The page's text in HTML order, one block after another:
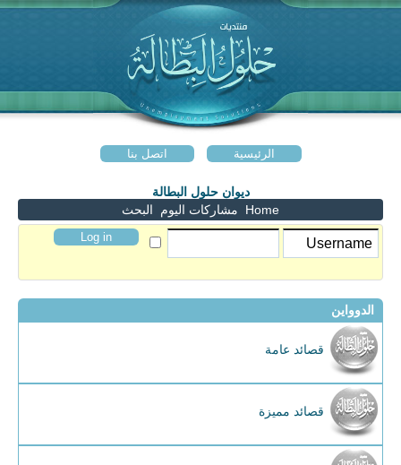
الرئيسية اتصل بنا
ديوان حلول البطالة
Home
مشاركات اليوم البحث
الدوواين
قصائد عامة
قصائد مميزة